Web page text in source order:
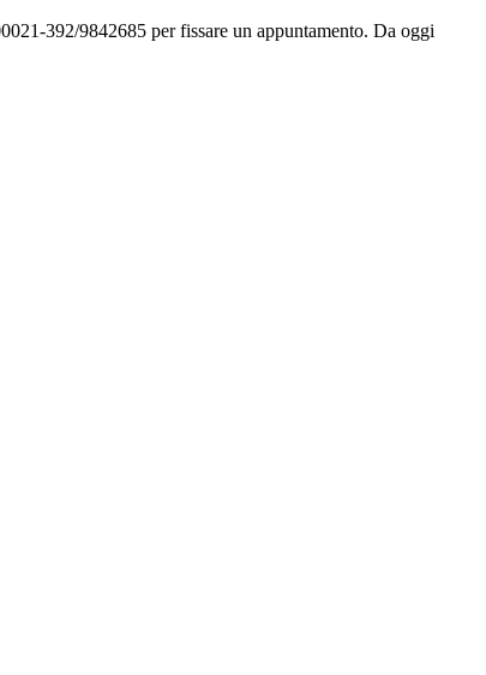
392/9842685 per fissare un appuntamento. Da oggi